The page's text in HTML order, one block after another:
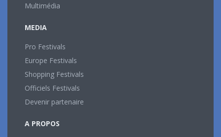
Multimédia
MEDIA
Pro Festivals
Europe Festivals
Shopping Festivals
Officiels Festivals
Devenir partenaire
A PROPOS